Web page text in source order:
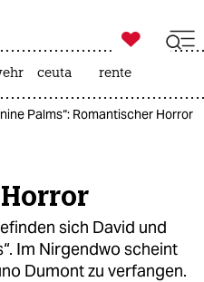
ich

taz zahl ich
ceuta rente
Palms“: Romantischer Horror
sich David und
Im Nirgendwo scheint
Dumont zu verfangen.